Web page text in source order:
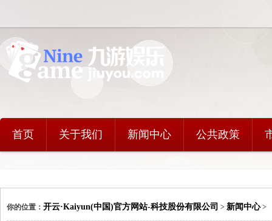
首页 关于我们 新闻中心 公共政策
你的位置： 开云·Kaiyun(中国)官方网站-科技股份有限公司 > 新闻中心>